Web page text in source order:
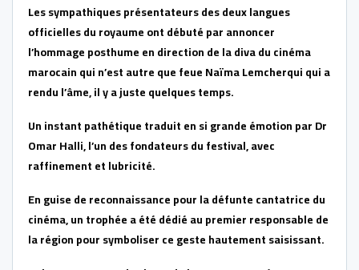
Les sympathiques présentateurs des deux langues
officielles du royaume ont débuté par annoncer
l’hommage posthume en direction de la diva du cinéma
marocain qui n’est autre que feue Naïma Lemcherqui qui a
rendu l’âme, il y a juste quelques temps.
Un instant pathétique traduit en si grande émotion par Dr
Omar Halli, l’un des fondateurs du festival, avec
raffinement et lubricité.
En guise de reconnaissance pour la défunte cantatrice du
cinéma, un trophée a été dédié au premier responsable de
la région pour symboliser ce geste hautement saisissant.